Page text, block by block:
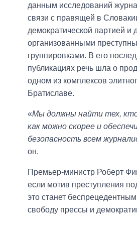
данным исследований
связи с правящей в
демократической партией и
организованными
группировками. В его
публикациях речь шла о
одном из комплексов
Братиславе.
«Мы должны найти тех,
как можно скорее и
безопасность всем
он.
Премьер-министр Роберт
если мотив преступления
это станет
свободу прессы и